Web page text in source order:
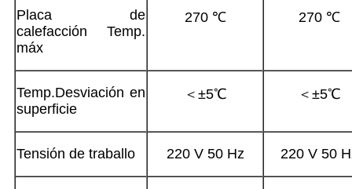
Placa de
calefacción Temp.
máx
270 ℃ 270 ℃
Temp.Desviación en
superficie
＜±5℃ ＜±5℃
Tensión de traballo 220 V 50 Hz 220 V 50